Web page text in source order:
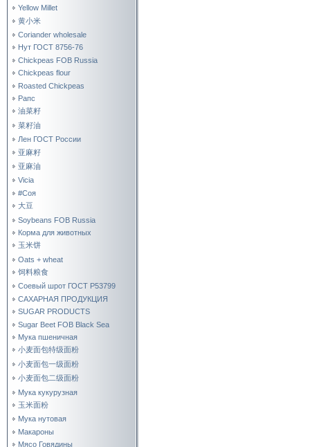
Yellow Millet
黄小米
Coriander wholesale
Нут ГОСТ 8756-76
Chickpeas FOB Russia
Chickpeas flour
Roasted Chickpeas
Рапс
油菜籽
菜籽油
Лен ГОСТ России
亚麻籽
亚麻油
Vicia
#Соя
大豆
Soybeans FOB Russia
Корма для животных
玉米饼
Oats + wheat
饲料粮食
Соевый шрот ГОСТ Р53799
САХАРНАЯ ПРОДУКЦИЯ
SUGAR PRODUCTS
Sugar Beet FOB Black Sea
Мука пшеничная
小麦面包特级面粉
小麦面包一级面粉
小麦面包二级面粉
Мука кукурузная
玉米面粉
Мука нутовая
Макароны
Мясо Говядины